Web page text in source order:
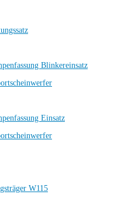
Blinkereinsatz
Einsatz
W115